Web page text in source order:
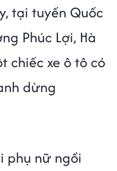
tại tuyến Quốc
Phúc Lợi, Hà
chiếc xe ô tô có
dừng
phụ nữ ngồi